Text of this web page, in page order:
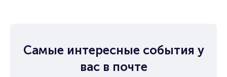
Самые интересные события у
вас в почте